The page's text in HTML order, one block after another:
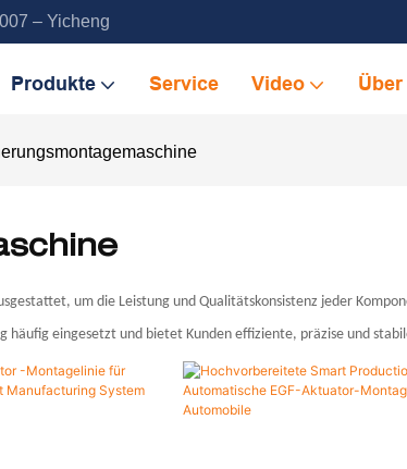
– Yicheng
Produkte Service Video Über
um die Leistung und Qualitätskonsistenz jeder
eingesetzt und bietet Kunden effiziente, präzise und